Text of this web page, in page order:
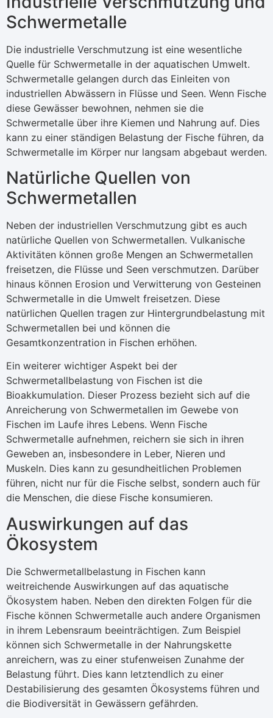
Schwermetalle
Die industrielle Verschmutzung ist eine wesentliche
Quelle für Schwermetalle in der aquatischen Umwelt.
Schwermetalle gelangen durch das Einleiten von
industriellen Abwässern in Flüsse und Seen. Wenn Fische
diese Gewässer bewohnen, nehmen sie die
Schwermetalle über ihre Kiemen und Nahrung auf. Dies
kann zu einer ständigen Belastung der Fische führen, da
Schwermetalle im Körper nur langsam abgebaut werden.
Natürliche Quellen von
Schwermetallen
Neben der industriellen Verschmutzung gibt es auch
natürliche Quellen von Schwermetallen. Vulkanische
Aktivitäten können große Mengen an Schwermetallen
freisetzen, die Flüsse und Seen verschmutzen. Darüber
hinaus können Erosion und Verwitterung von Gesteinen
Schwermetalle in die Umwelt freisetzen. Diese
natürlichen Quellen tragen zur Hintergrundbelastung mit
Schwermetallen bei und können die
Gesamtkonzentration in Fischen erhöhen.
Ein weiterer wichtiger Aspekt bei der
Schwermetallbelastung von Fischen ist die
Bioakkumulation. Dieser Prozess bezieht sich auf die
Anreicherung von Schwermetallen im Gewebe von
Fischen im Laufe ihres Lebens. Wenn Fische
Schwermetalle aufnehmen, reichern sie sich in ihren
Geweben an, insbesondere in Leber, Nieren und
Muskeln. Dies kann zu gesundheitlichen Problemen
führen, nicht nur für die Fische selbst, sondern auch für
die Menschen, die diese Fische konsumieren.
Auswirkungen auf das
Ökosystem
Die Schwermetallbelastung in Fischen kann
weitreichende Auswirkungen auf das aquatische
Ökosystem haben. Neben den direkten Folgen für die
Fische können Schwermetalle auch andere Organismen
in ihrem Lebensraum beeinträchtigen. Zum Beispiel
können sich Schwermetalle in der Nahrungskette
anreichern, was zu einer stufenweisen Zunahme der
Belastung führt. Dies kann letztendlich zu einer
Destabilisierung des gesamten Ökosystems führen und
die Biodiversität in Gewässern gefährden.